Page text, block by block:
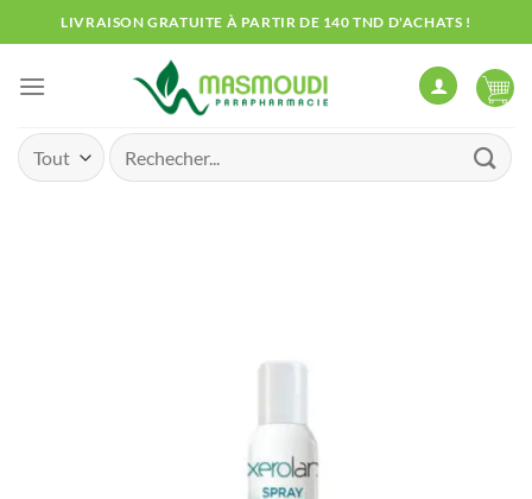
au
contenu
LIVRAISON GRATUITE À PARTIR DE 140 TND D'ACHATS !
Recherche
pour :